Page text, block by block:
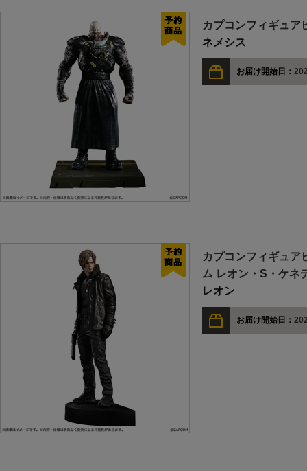
カプコンフィギュ
ネメシス
お届け開始日：
カプコンフィギュア
ム レオン・S・ケネ
レオン
お届け開始日：